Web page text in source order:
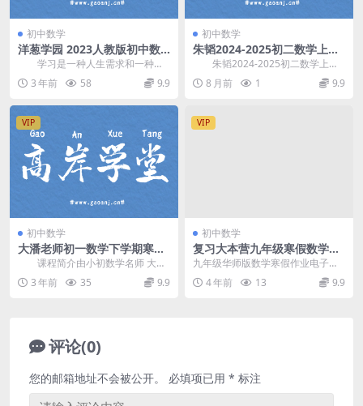
初中数学
洋葱学园 2023人教版初中数
学九年级上册（初三）百度网
盘
学习是一种人生需求和一种态
度。只有不断学习，及时“充电”，才
能做到“百毒不侵...
3 年前 58 9.9
初中数学
朱韬2024-2025初二数学上秋
季全国S班(含讲义) 百度网盘
分享
朱韬2024-2025初二数学上秋
季全国S班(含讲义)，开课时间：20
24年...
8 月前 1 9.9
VIP
初中数学
大潘老师初一数学下学期寒春
联报资源(人教版)百度网盘
课程简介由小初数学名师 大潘
(潘佳生) 讲课，人教版七年级初一
数学下学期寒假...
3 年前 35 9.9
VIP
初中数学
复习大本营九年级寒假数学华
师版，初中九年级数学寒假作
业电子版82页PDF文档，百度
网盘下载
九年级华师版数学寒假作业电子版
怎么下载?推荐给大家：复习大本营
九年级寒假数学华师...
4 年前 13 9.9
评论(0)
您的邮箱地址不会被公开。 必填项已用 * 标注